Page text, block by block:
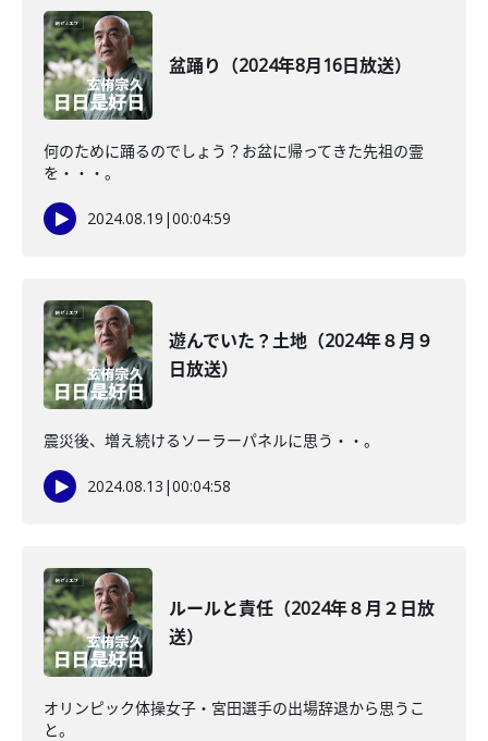
盆踊り（2024年8月16日放送）
何のために踊るのでしょう？お盆に帰ってきた先祖の霊
を・・・。
2024.08.19 |00:04:59
遊んでいた？土地（2024年８月９
日放送）
震災後、増え続けるソーラーパネルに思う・・。
2024.08.13 |00:04:58
ルールと責任（2024年８月２日放
送）
オリンピック体操女子・宮田選手の出場辞退から思うこ
と。